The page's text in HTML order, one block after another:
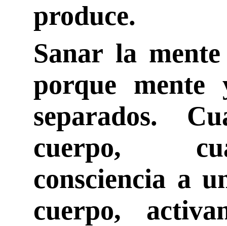
produce.
Sanar la
porque mente
separados.
cuerpo,
consciencia a
cuerpo,